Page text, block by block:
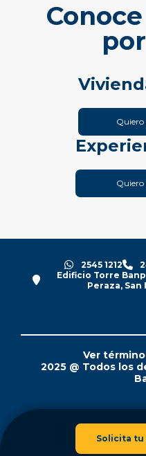
Solicita tu
Quiero
Quiero
2545 1212
Edificio Torre
Peraza, San
Ver
2025 @ Todos los